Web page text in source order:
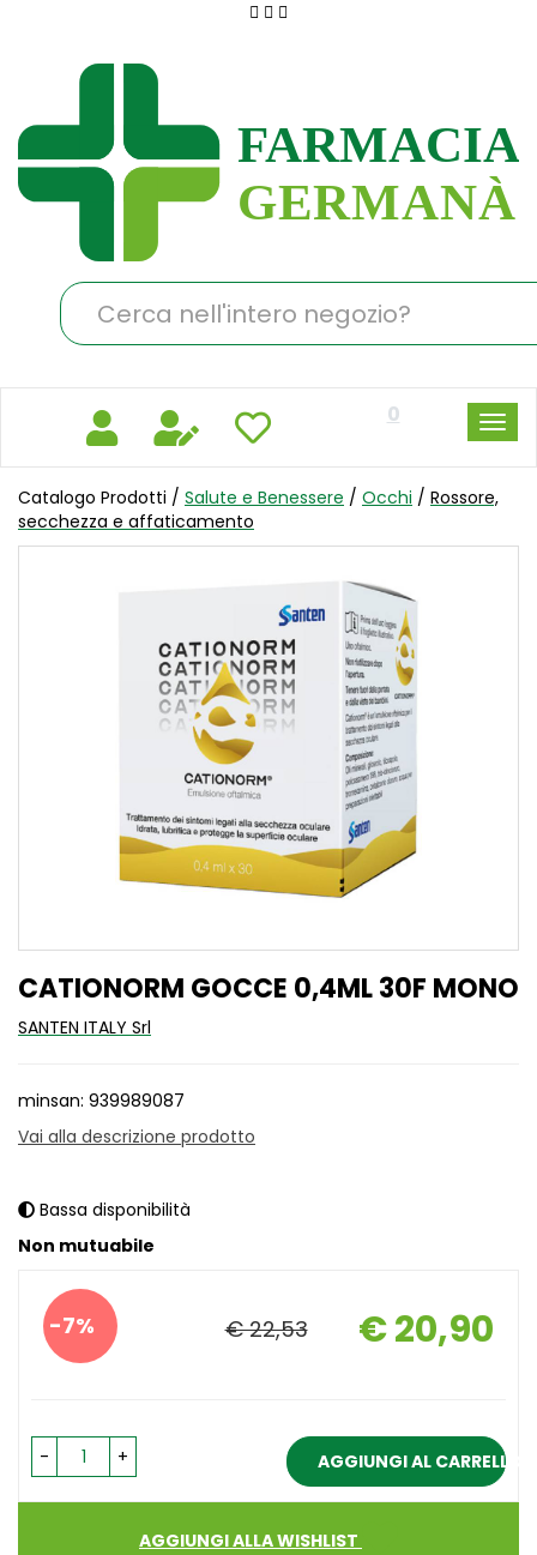
principale
Germanà
Cerca
Prodotto
0
Catalogo Prodotti / Salute e Benessere / Occhi / Rossore,
secchezza e affaticamento
CATIONORM GOCCE 0,4ML 30F MONO
SANTEN ITALY Srl
minsan: 939989087
Vai alla descrizione prodotto
Bassa disponibilità
Non mutuabile
Sconto
del7% € 22,53
Prezzo
€ 20,90
- + AGGIUNGI AL CARRELLO
AGGIUNGI ALLA WISHLIST